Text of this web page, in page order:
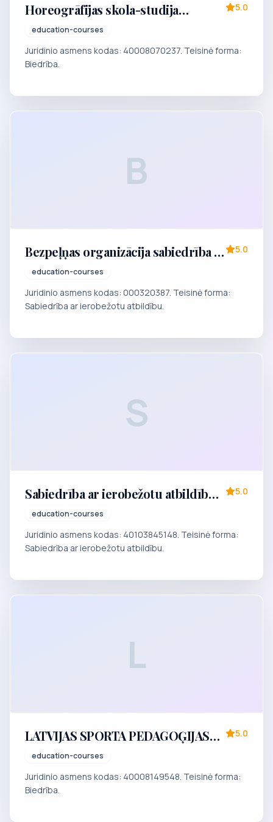
Horeogrāfijas skola-studija
"KLASIKA"
education-courses
5.0
Juridinio asmens kodas: 40008070237. Teisinė forma:
Biedrība.
B
Bezpeļņas organizācija sabiedrība ar
ierobežotu atbildību
"PROFESIONĀLĀ TEĀTRA SKOLA-
STUDIJA"
education-courses
5.0
Juridinio asmens kodas: 000320387. Teisinė forma:
Sabiedrība ar ierobežotu atbildību.
S
Sabiedrība ar ierobežotu atbildību
"Hansa Training kursi"
education-courses
5.0
Juridinio asmens kodas: 40103845148. Teisinė forma:
Sabiedrība ar ierobežotu atbildību.
L
LATVIJAS SPORTA PEDAGOĢIJAS
AKADĒMIJAS DŽUDO SKOLA
education-courses
5.0
Juridinio asmens kodas: 40008149548. Teisinė forma:
Biedrība.